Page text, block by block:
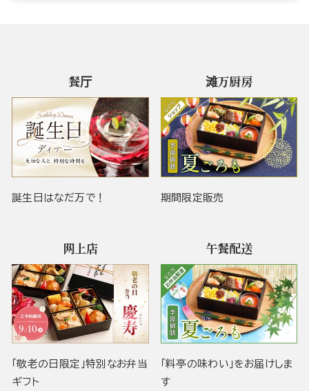
餐厅
誕生日はなだ万で！
滩万厨房
期間限定販売
网上店
「敬老の日限定」特別なお弁当
ギフト
午餐配送
「料亭の味わい」をお届けしま
す